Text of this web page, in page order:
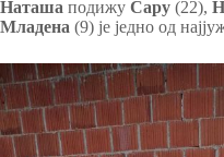
Наташа подижу Сару (22),
Младена (9) је једно од